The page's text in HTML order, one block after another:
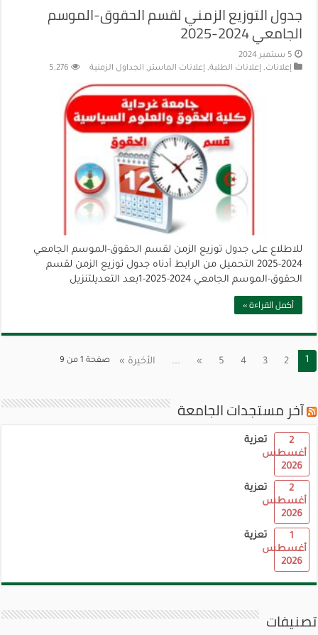
جدول التوزيع الزمني لقسم الحقوق-الموسم
الجامعي 2024-2025
5 سبتمبر 2024
إعلانات, إعلانات الطلبة, إعلانات الماستر, الجداول الزمنية 5,276
للاطلاع على جدول توزيع الزمن لقسم الحقوق-الموسم الجامعي
2024-2025 التحميل من الرابط أدناه جدول توزيع الزمن لقسم
الحقوق-الموسم الجامعي 2024-2025-1بعد التعديلتنزيل
أكمل القراءة »
صفحة 1 من 9 1
2
3
4
5
»
... الأخيرة »
آخر مستجدات الجامعة
تعزية
2
أغسطس
2026
تعزية
2
أغسطس
2026
تعزية
1
أغسطس
2026
تصنيفات